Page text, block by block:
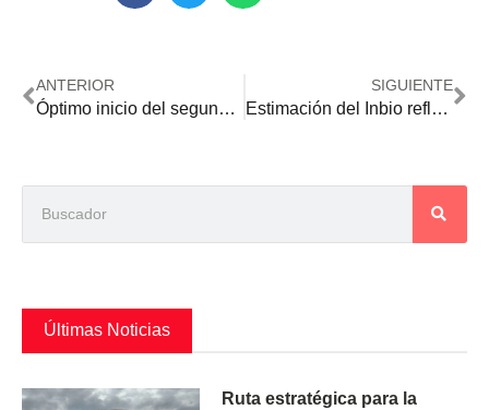
ANTERIOR
Óptimo inicio del segundo semestre para las industrias aceiteras locales
SIGUIENTE
Estimación del Inbio refleja que el área de maíz zafriña aumentó 23% este año
Últimas Noticias
Ruta estratégica para la